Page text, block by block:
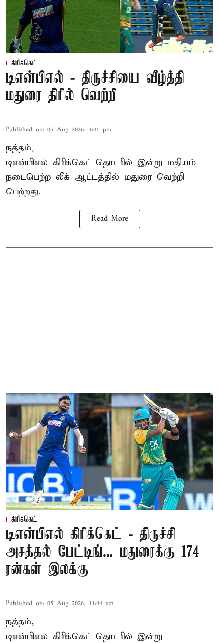
கிரிக்கெட்
டிஎன்பிஎல் - திருச்சியை வீழ்த்தி
மதுரை திரில் வெற்றி
Published on: 05 Aug 2026, 1:41 pm
நத்தம்,
டிஎன்பிஎல் கிரிக்கெட் தொடரில் இன்று மதியம்
நடைபெற்ற லீக் ஆட்டத்தில் மதுரை வெற்றி
பெற்றது.
Read More
கிரிக்கெட்
டிஎன்பிஎல் கிரிக்கெட் - திருச்சி
அசத்தல் பேட்டிங்... மதுரைக்கு 174
ரன்கள் இலக்கு
Published on: 05 Aug 2026, 11:44 am
நத்தம்,
டிஎன்பிஎல் கிரிக்கெட் தொடரில் இன்று